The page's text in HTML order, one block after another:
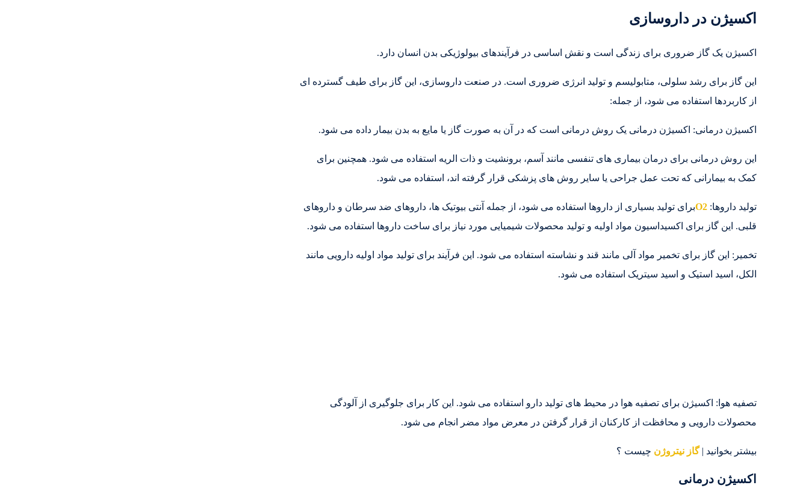
اکسیژن در داروسازی
اکسیژن یک گاز ضروری برای زندگی است و نقش اساسی در فرآیندهای بیولوژیکی بدن انسان دارد.
این گاز برای رشد سلولی، متابولیسم و تولید انرژی ضروری است. در صنعت داروسازی، این گاز برای طیف گسترده ای
از کاربردها استفاده می شود، از جمله:
اکسیژن درمانی: اکسیژن درمانی یک روش درمانی است که در آن به صورت گاز یا مایع به بدن بیمار داده می شود.
این روش درمانی برای درمان بیماری های تنفسی مانند آسم، برونشیت و ذات الریه استفاده می شود. همچنین برای
کمک به بیمارانی که تحت عمل جراحی یا سایر روش های پزشکی قرار گرفته اند، استفاده می شود.
تولید داروها: O2برای تولید بسیاری از داروها استفاده می شود، از جمله آنتی بیوتیک ها، داروهای ضد سرطان و داروهای
قلبی. این گاز برای اکسیداسیون مواد اولیه و تولید محصولات شیمیایی مورد نیاز برای ساخت داروها استفاده می شود.
تخمیر: این گاز برای تخمیر مواد آلی مانند قند و نشاسته استفاده می شود. این فرآیند برای تولید مواد اولیه دارویی مانند
الکل، اسید استیک و اسید سیتریک استفاده می شود.
تصفیه هوا: اکسیژن برای تصفیه هوا در محیط های تولید دارو استفاده می شود. این کار برای جلوگیری از آلودگی
محصولات دارویی و محافظت از کارکنان از قرار گرفتن در معرض مواد مضر انجام می شود.
بیشتر بخوانید |گاز نیتروژن چیست ؟
اکسیژن درمانی